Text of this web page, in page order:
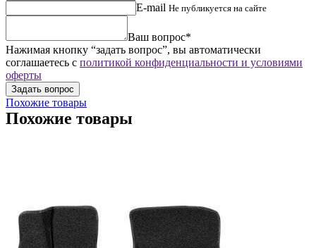
E-mail Не публикуется на сайте
Ваш вопрос*
Нажимая кнопку “задать вопрос”, вы автоматически
соглашаетесь с политикой конфиденциальности и условиями
оферты
Похожие товары
Похожие товары